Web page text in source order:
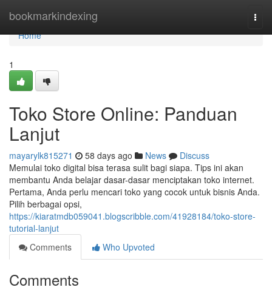
bookmarkindexing
Home
Home
1
Toko Store Online: Panduan
Lanjut
mayarylk815271 58 days ago News
Discuss
Memulai toko digital bisa terasa sulit bagi siapa. Tips ini akan
membantu Anda belajar dasar-dasar menciptakan toko internet.
Pertama, Anda perlu mencari toko yang cocok untuk bisnis Anda.
Pilih berbagai opsi,
https://kiaratmdb059041.blogscribble.com/41928184/toko-store-
tutorial-lanjut
Comments
Who Upvoted
Comments